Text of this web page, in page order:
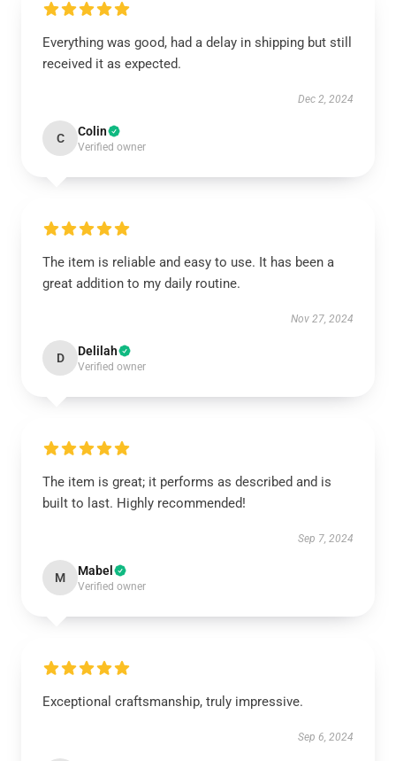
Everything was good, had a delay in shipping but still
received it as expected.
Dec 2, 2024
C Colin
Verified owner
The item is reliable and easy to use. It has been a
great addition to my daily routine.
Nov 27, 2024
D Delilah
Verified owner
The item is great; it performs as described and is
built to last. Highly recommended!
Sep 7, 2024
M Mabel
Verified owner
Exceptional craftsmanship, truly impressive.
Sep 6, 2024